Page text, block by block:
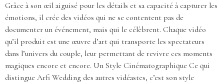
Grâce à son œil aiguisé pour les détails et sa capacité à capturer les
émotions, il crée des vidéos qui ne se contentent pas de
documenter un événement, mais qui le célèbrent. Chaque vidéo
qu’il produit est une œuvre d’art qui transporte les spectateurs
dans l’univers du couple, leur permettant de revivre ces moments
magiques encore et encore. Un Style Cinématographique Ce qui
distingue Arfi Wedding des autres vidéastes, c’est son style